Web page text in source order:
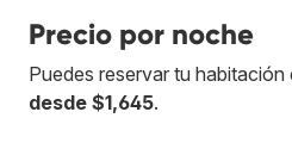
Precio por noche
Puedes reservar tu habitación
desde $1,645.